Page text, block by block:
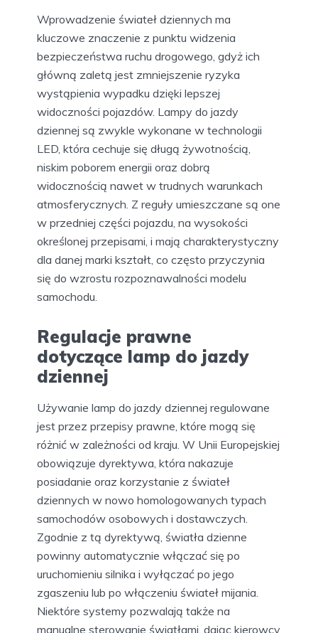
Wprowadzenie świateł dziennych ma
kluczowe znaczenie z punktu widzenia
bezpieczeństwa ruchu drogowego, gdyż ich
główną zaletą jest zmniejszenie ryzyka
wystąpienia wypadku dzięki lepszej
widoczności pojazdów. Lampy do jazdy
dziennej są zwykle wykonane w technologii
LED, która cechuje się długą żywotnością,
niskim poborem energii oraz dobrą
widocznością nawet w trudnych warunkach
atmosferycznych. Z reguły umieszczane są one
w przedniej części pojazdu, na wysokości
określonej przepisami, i mają charakterystyczny
dla danej marki kształt, co często przyczynia
się do wzrostu rozpoznawalności modelu
samochodu.
Regulacje prawne
dotyczące lamp do jazdy
dziennej
Używanie lamp do jazdy dziennej regulowane
jest przez przepisy prawne, które mogą się
różnić w zależności od kraju. W Unii Europejskiej
obowiązuje dyrektywa, która nakazuje
posiadanie oraz korzystanie z świateł
dziennych w nowo homologowanych typach
samochodów osobowych i dostawczych.
Zgodnie z tą dyrektywą, światła dzienne
powinny automatycznie włączać się po
uruchomieniu silnika i wyłączać po jego
zgaszeniu lub po włączeniu świateł mijania.
Niektóre systemy pozwalają także na
manualne sterowanie światłami, dając kierowcy